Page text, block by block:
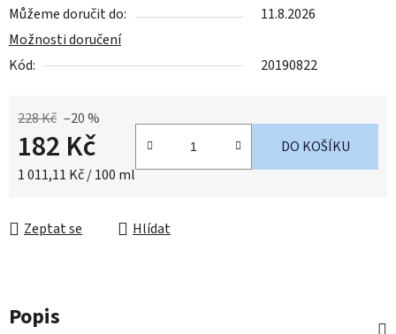
Můžeme doručit do:
11.8.2026
Možnosti doručení
Kód:
20190822
228 Kč –20 %
182 Kč
Měrná cena:
1 011,11 Kč / 100 ml
DO KOŠÍKU
Zeptat se Hlídat
Popis